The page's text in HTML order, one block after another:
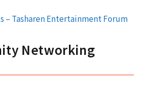
– Tasharen Entertainment Forum
Networking